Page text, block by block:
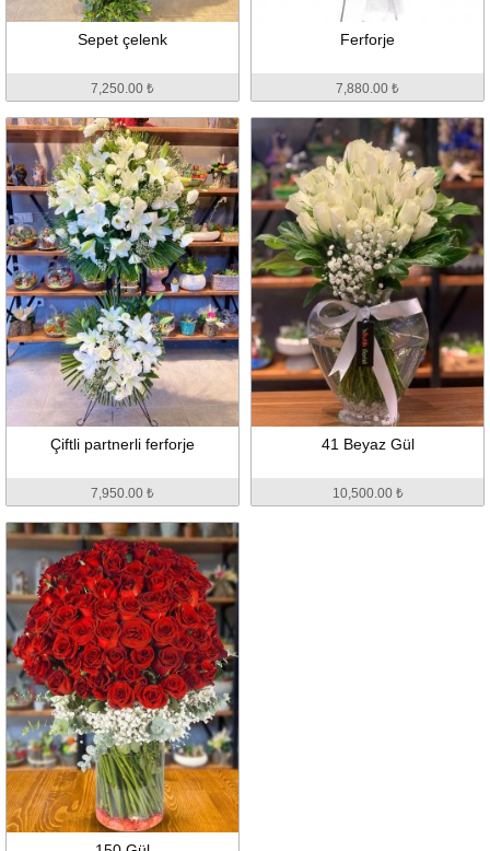
Sepet çelenk
7,250.00 ₺
Ferforje
7,880.00 ₺
Çiftli partnerli ferforje
7,950.00 ₺
41 Beyaz Gül
10,500.00 ₺